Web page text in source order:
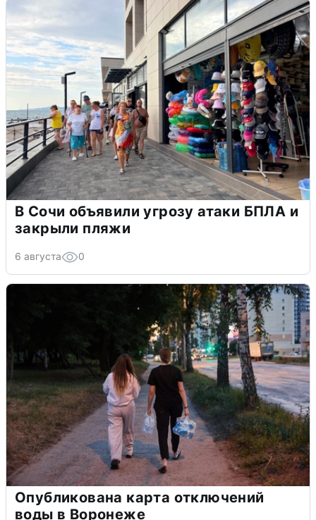
В Сочи объявили угрозу атаки БПЛА и
закрыли пляжи
6 августа 0
Опубликована карта отключений
воды в Воронеже